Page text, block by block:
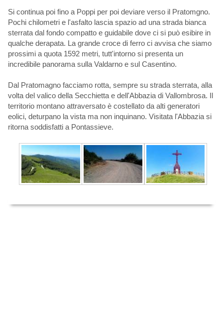
Si continua poi fino a Poppi per poi deviare verso il Pratomgno.
Pochi chilometri e l'asfalto lascia spazio ad una strada bianca
sterrata dal fondo compatto e guidabile dove ci si può esibire in
qualche derapata. La grande croce di ferro ci avvisa che siamo
prossimi a quota 1592 metri, tutt'intorno si presenta un
incredibile panorama sulla Valdarno e sul Casentino.
Dal Pratomagno facciamo rotta, sempre su strada sterrata, alla
volta del valico della Secchietta e dell'Abbazia di Vallombrosa. Il
territorio montano attraversato è costellato da alti generatori
eolici, deturpano la vista ma non inquinano. Visitata l'Abbazia si
ritorna soddisfatti a Pontassieve.